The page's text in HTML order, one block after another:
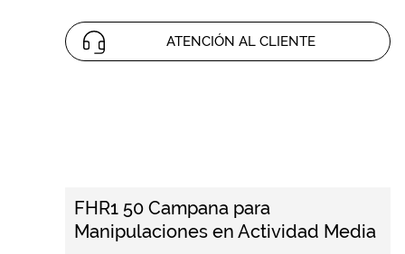
ATENCIÓN AL CLIENTE
FHR1 50 Campana para
Manipulaciones en Actividad Media